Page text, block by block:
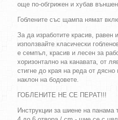
още по-обгрижен и хубав
Гоблените със щампа нямат
За да изработите красив, равен
използвайте класически
е семпъл, красив и лесен за
хоризонтално на канавата, от
стигне до края на реда от
наклон на бодовете.
ГОБЛЕНИТЕ НЕ СЕ ПЕРАТ!!!
Инструкции за шиене на панама